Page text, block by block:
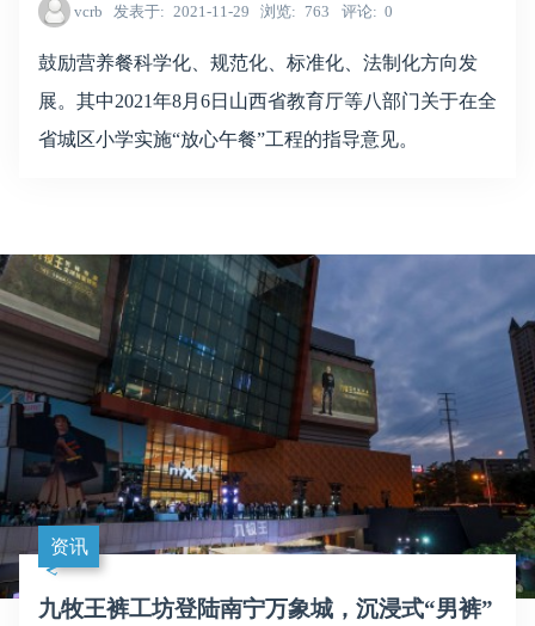
vcrb 发表于 2021-11-29 浏览 763 评论 0
鼓励营养餐科学化、规范化、标准化、法制化方向发
展。其中2021年8月6日山西省教育厅等八部门关于在全
省城区小学实施“放心午餐”工程的指导意见。
资讯
九牧王裤工坊登陆南宁万象城，沉浸式“男裤”